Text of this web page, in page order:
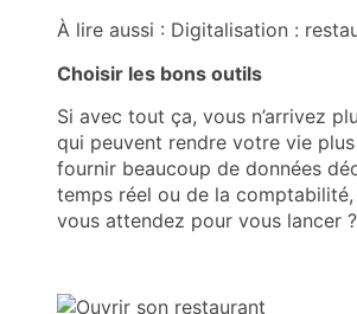
À lire aussi : Digitalisation :
Choisir les bons outils
Si avec tout ça, vous n’arrivez
qui peuvent rendre votre vie
fournir beaucoup de données
temps réel ou de la
vous attendez pour vous lancer ?